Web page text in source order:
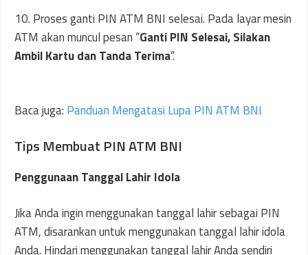
10. Proses ganti PIN ATM BNI selesai. Pada layar mesin
ATM akan muncul pesan “Ganti PIN Selesai, Silakan
Ambil Kartu dan Tanda Terima“.
Baca juga: Panduan Mengatasi Lupa PIN ATM BNI
Tips Membuat PIN ATM BNI
Penggunaan Tanggal Lahir Idola
Jika Anda ingin menggunakan tanggal lahir sebagai PIN
ATM, disarankan untuk menggunakan tanggal lahir idola
Anda. Hindari menggunakan tanggal lahir Anda sendiri